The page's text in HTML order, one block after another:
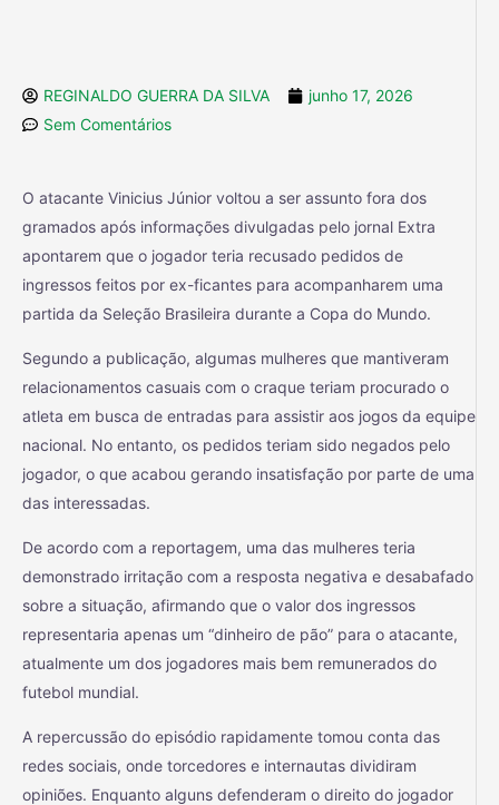
REGINALDO GUERRA DA SILVA
junho 17, 2026
Sem Comentários
O atacante Vinicius Júnior voltou a ser assunto fora dos
gramados após informações divulgadas pelo jornal Extra
apontarem que o jogador teria recusado pedidos de
ingressos feitos por ex-ficantes para acompanharem uma
partida da Seleção Brasileira durante a Copa do Mundo.
Segundo a publicação, algumas mulheres que mantiveram
relacionamentos casuais com o craque teriam procurado o
atleta em busca de entradas para assistir aos jogos da equipe
nacional. No entanto, os pedidos teriam sido negados pelo
jogador, o que acabou gerando insatisfação por parte de uma
das interessadas.
De acordo com a reportagem, uma das mulheres teria
demonstrado irritação com a resposta negativa e desabafado
sobre a situação, afirmando que o valor dos ingressos
representaria apenas um “dinheiro de pão” para o atacante,
atualmente um dos jogadores mais bem remunerados do
futebol mundial.
A repercussão do episódio rapidamente tomou conta das
redes sociais, onde torcedores e internautas dividiram
opiniões. Enquanto alguns defenderam o direito do jogador